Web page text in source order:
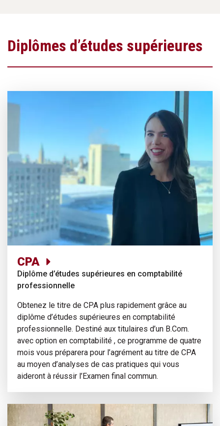
Diplômes d’études supérieures
CPA
Diplôme d’études supérieures en comptabilité
professionnelle
Obtenez le titre de CPA plus rapidement grâce au
diplôme d’études supérieures en comptabilité
professionnelle. Destiné aux titulaires d’un B.Com.
avec option en comptabilité , ce programme de quatre
mois vous préparera pour l’agrément au titre de CPA
au moyen d’analyses de cas pratiques qui vous
aideront à réussir l’Examen final commun.